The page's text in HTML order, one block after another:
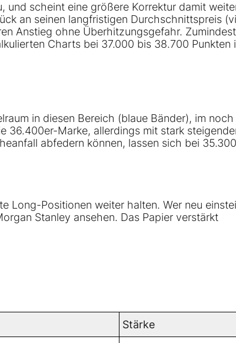
und scheint eine größere Korrektur damit
an seinen langfristigen Durchschnittspreis
Anstieg ohne Überhitzungsgefahr.
Charts bei 37.000 bis 38.700 Punkten
in diesen Bereich (blaue Bänder), im
36.400er-Marke, allerdings mit stark
abfedern können, lassen sich bei
Long-Positionen weiter halten. Wer neu
Stanley ansehen. Das Papier verstärkt
Stärke